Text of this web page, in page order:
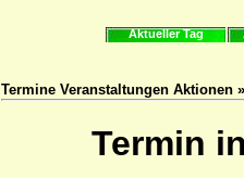
Aktueller Tag
Termine Veranstaltungen Aktionen
Termin